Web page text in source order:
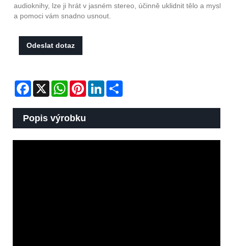
audioknihy, lze ji hrát v jasném stereo, účinně uklidnit tělo a mysl
a pomoci vám snadno usnout.
Odeslat dotaz
Facebook
X WhatsAppPinterestLinkedIn
Popis výrobku